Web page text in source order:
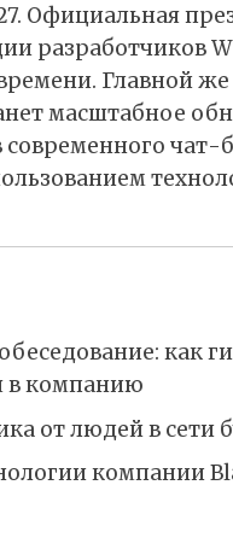
Официальная
разработчиков
Главной
масштабное
современного
как
в компанию
от людей в сети
компании